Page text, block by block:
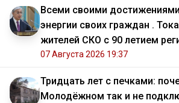
Всеми своими
энергии своих граждан .
жителей СКО с 90 летием
07 Августа 2026 19:37
Тридцать лет с печками:
Молодёжном так и не